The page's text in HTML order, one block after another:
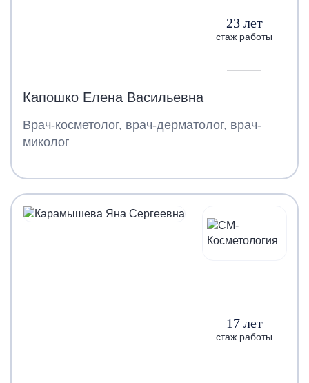
23 лет
стаж работы
Капошко Елена Васильевна
Врач-косметолог, врач-дерматолог, врач-
миколог
17 лет
стаж работы